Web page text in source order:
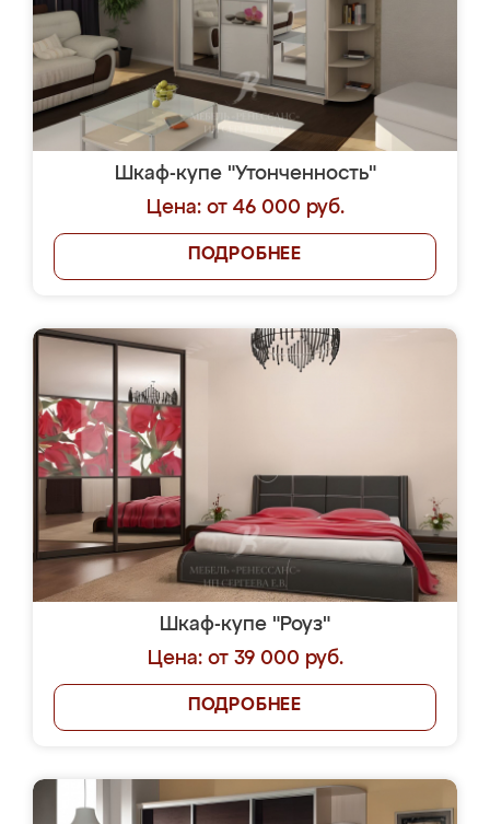
Шкаф-купе "Утонченность"
Цена: от 46 000 руб.
ПОДРОБНЕЕ
Шкаф-купе "Роуз"
Цена: от 39 000 руб.
ПОДРОБНЕЕ